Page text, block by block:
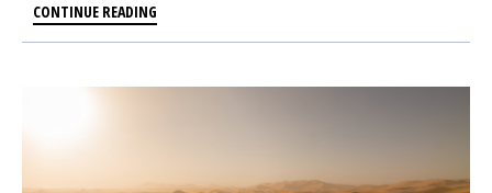
CONTINUE READING